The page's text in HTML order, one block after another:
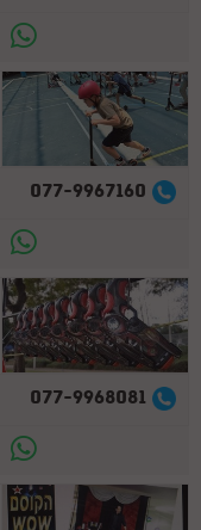
077-9967160
077-9968081